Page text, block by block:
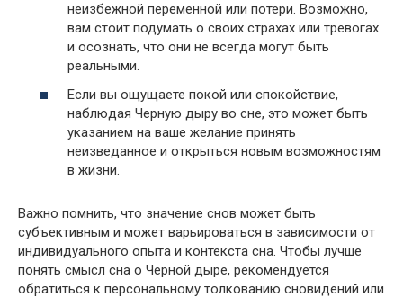
неизбежной переменной или потери. Возможно,
вам стоит подумать о своих страхах или тревогах
и осознать, что они не всегда могут быть
реальными.
Если вы ощущаете покой или спокойствие,
наблюдая Черную дыру во сне, это может быть
указанием на ваше желание принять
неизведанное и открыться новым возможностям
в жизни.
Важно помнить, что значение снов может быть
субъективным и может варьироваться в зависимости от
индивидуального опыта и контекста сна. Чтобы лучше
понять смысл сна о Черной дыре, рекомендуется
обратиться к персональному толкованию сновидений или